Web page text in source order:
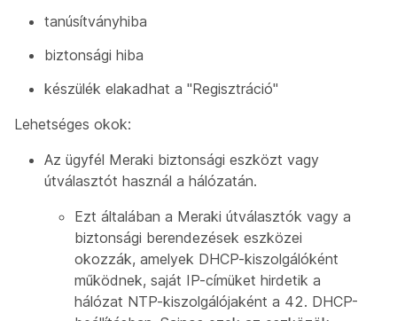
tanúsítványhiba
biztonsági hiba
készülék elakadhat a "Regisztráció"
Lehetséges okok:
Az ügyfél Meraki biztonsági eszközt vagy
útválasztót használ a hálózatán.
Ezt általában a Meraki útválasztók vagy a
biztonsági berendezések eszközei
okozzák, amelyek DHCP-kiszolgálóként
működnek, saját IP-címüket hirdetik a
hálózat NTP-kiszolgálójaként a 42. DHCP-